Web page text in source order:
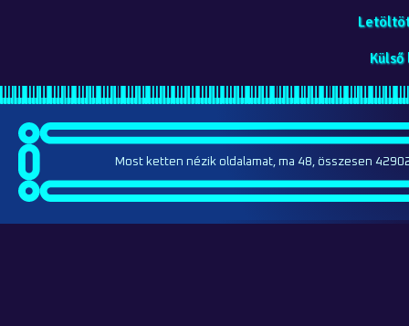
Most ketten nézik oldalamat, ma 48, összesen